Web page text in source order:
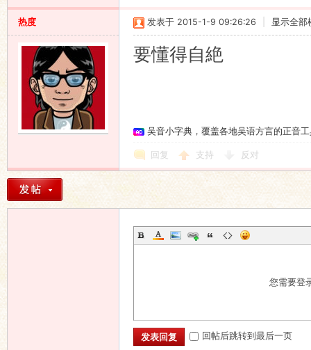
热度 发表于 2015-1-9 09:26:26 显示全部
要懂得自絶
吴音小字典，覆盖各地吴语方言的正音
回复 支持 反对
您需要登
发表回复 回帖后跳转到最后一页